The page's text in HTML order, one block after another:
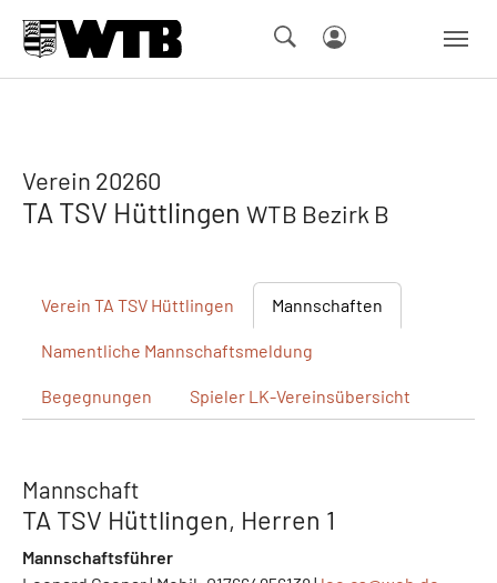
Verein 20260
TA TSV Hüttlingen WTB Bezirk B
Verein TA TSV Hüttlingen Mannschaften
Namentliche Mannschaftsmeldung
Begegnungen Spieler LK-Vereinsübersicht
Mannschaft
TA TSV Hüttlingen, Herren 1
Mannschaftsführer